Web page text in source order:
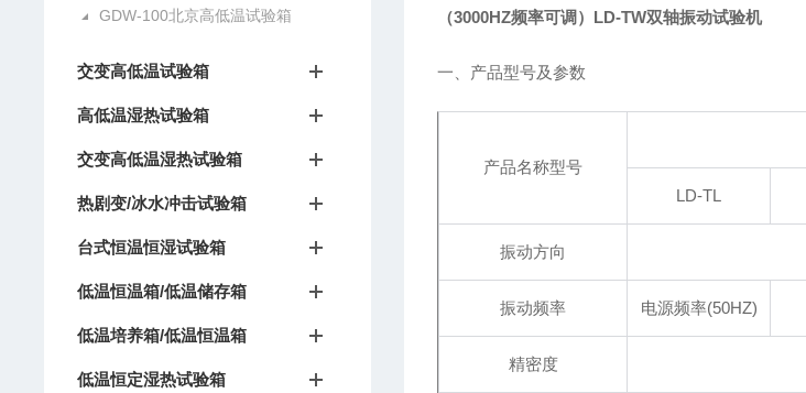
GDW-100北京高低温试验箱
交变高低温试验箱
高低温湿热试验箱
交变高低温湿热试验箱
热剧变/冰水冲击试验箱
台式恒温恒湿试验箱
低温恒温箱/低温储存箱
低温培养箱/低温恒温箱
低温恒定湿热试验箱
（3000HZ频率可调）LD-TW双轴振动试验机
一、产品型号及参数
产品名称型号
LD-TL
振动方向
振动频率 电源频率(50HZ)
精密度